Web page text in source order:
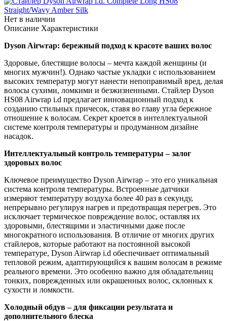
Нет в наличии
Описание Характеристики
Dyson Airwrap: бережный подход к красоте ваших волос
Здоровые, блестящие волосы – мечта каждой женщины (и
многих мужчин!). Однако частые укладки с использованием
высоких температур могут нанести непоправимый вред, делая
волосы сухими, ломкими и безжизненными. Стайлер Dyson
HS08 Airwrap i.d предлагает инновационный подход к
созданию стильных причесок, ставя во главу угла бережное
отношение к волосам. Секрет кроется в интеллектуальной
системе контроля температуры и продуманном дизайне
насадок.
Интеллектуальный контроль температуры – залог
здоровых волос
Ключевое преимущество Dyson Airwrap – это его уникальная
система контроля температуры. Встроенные датчики
измеряют температуру воздуха более 40 раз в секунду,
непрерывно регулируя нагрев и предотвращая перегрев. Это
исключает термическое повреждение волос, оставляя их
здоровыми, блестящими и эластичными даже после
многократного использования. В отличие от многих других
стайлеров, которые работают на постоянной высокой
температуре, Dyson Airwrap i.d обеспечивает оптимальный
тепловой режим, адаптирующийся к вашим волосам в режиме
реального времени. Это особенно важно для обладательниц
тонких, поврежденных или окрашенных волос, склонных к
сухости и ломкости.
Холодный обдув – для фиксации результата и
дополнительного блеска